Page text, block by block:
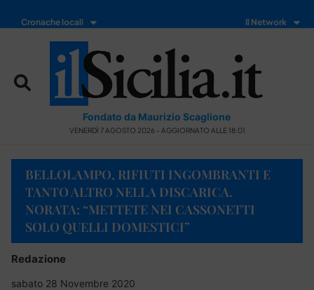
Cronache locali Il Network
Fondato da Maurizio Scaglione
VENERDÌ 7 AGOSTO 2026 - AGGIORNATO ALLE 18:01
BELLOLAMPO, RIFIUTI INGOMBRANTI E
TANTO ALTRO NELLA DISCARICA.
NORATA: “METTETE NEI CASSONETTI
SOLO QUELLI DOMESTICI”
Redazione
sabato 28 Novembre 2020